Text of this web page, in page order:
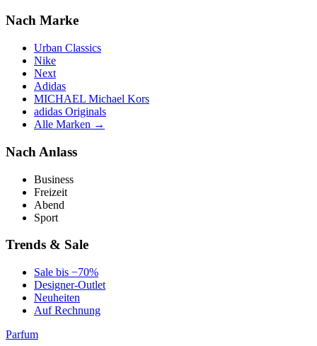
Nach Marke
Urban Classics
Nike
Next
Adidas
MICHAEL Michael Kors
adidas Originals
Alle Marken →
Nach Anlass
Business
Freizeit
Abend
Sport
Trends & Sale
Sale bis −70%
Designer-Outlet
Neuheiten
Auf Rechnung
Parfum